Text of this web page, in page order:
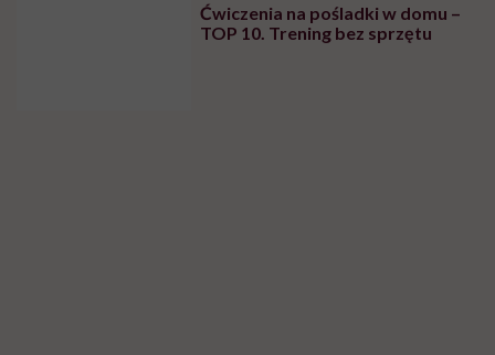
Ćwiczenia na pośladki w domu –
TOP 10. Trening bez sprzętu